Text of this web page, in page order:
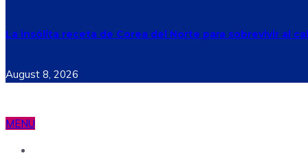
La insólita receta de Corea del Norte para sobrevivir al
August 8, 2026
MENU